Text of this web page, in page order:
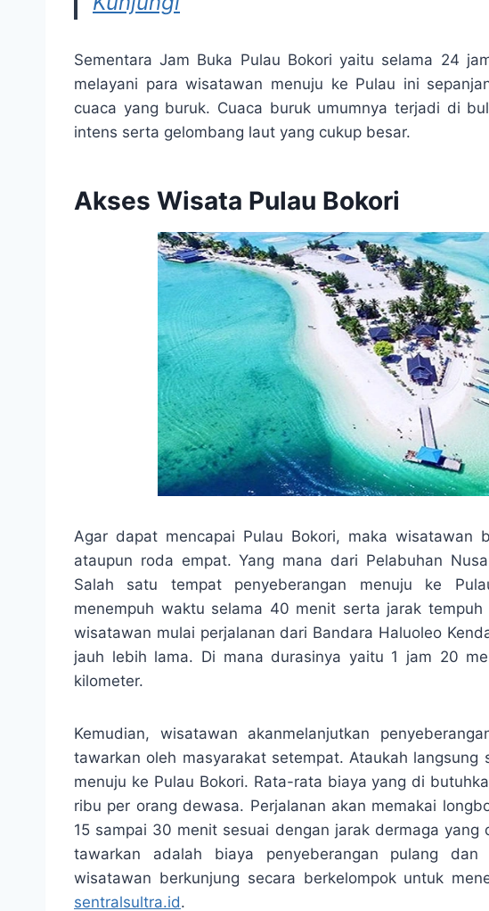
Sementara Jam Buka Pulau Bokori yaitu selama 24
melayani para wisatawan menuju ke Pulau ini
cuaca yang buruk. Cuaca buruk umumnya terjadi di
intens serta gelombang laut yang cukup besar.
Akses Wisata Pulau Bokori
Agar dapat mencapai Pulau Bokori, maka wisatawan
ataupun roda empat. Yang mana dari Pelabuhan
Salah satu tempat penyeberangan menuju ke
menempuh waktu selama 40 menit serta jarak
wisatawan mulai perjalanan dari Bandara Haluoleo
jauh lebih lama. Di mana durasinya yaitu 1 jam 20
kilometer.
Kemudian, wisatawan akanmelanjutkan
tawarkan oleh masyarakat setempat. Ataukah langsung
menuju ke Pulau Bokori. Rata-rata biaya yang di
ribu per orang dewasa. Perjalanan akan memakai
15 sampai 30 menit sesuai dengan jarak dermaga
tawarkan adalah biaya penyeberangan pulang
wisatawan berkunjung secara berkelompok untuk
sentralsultra.id.